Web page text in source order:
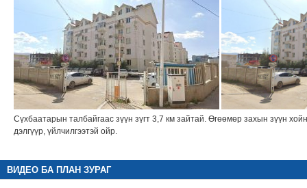
Сүхбаатарын талбайгаас зүүн зүгт 3,7 км зайтай. Өгөөмөр захын зүүн
дэлгүүр, үйлчилгээтэй ойр.
ВИДЕО БА ПЛАН ЗУРАГ